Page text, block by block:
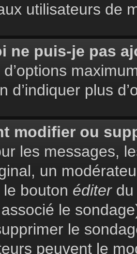
utilisateurs de
ne puis-je pas
d’indiquer plus
modifier ou
les messages,
un
bouton éditerdu
le
le
peuvent le